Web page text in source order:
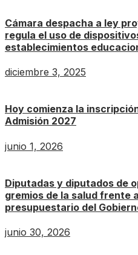
Cámara despacha a ley
regula el uso de
establecimientos
diciembre 3, 2025
Hoy comienza la
Admisión 2027
junio 1, 2026
Diputadas y diputados de
gremios de la salud frente
presupuestario del
junio 30, 2026